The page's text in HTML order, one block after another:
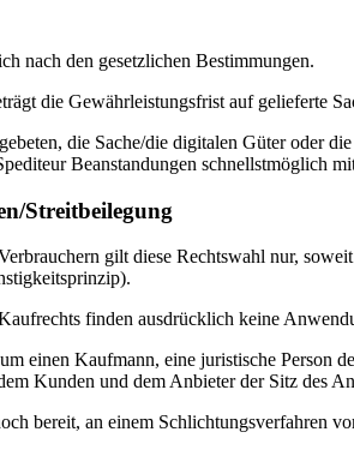
nach den gesetzlichen Bestimmungen.
die Gewährleistungsfrist auf gelieferte
die Sache/die digitalen Güter oder
Beanstandungen schnellstmöglich
Streitbeilegung
gilt diese Rechtswahl nur,
finden ausdrücklich keine
einen Kaufmann, eine juristische Person
Kunden und dem Anbieter der Sitz des
bereit, an einem Schlichtungsverfahren